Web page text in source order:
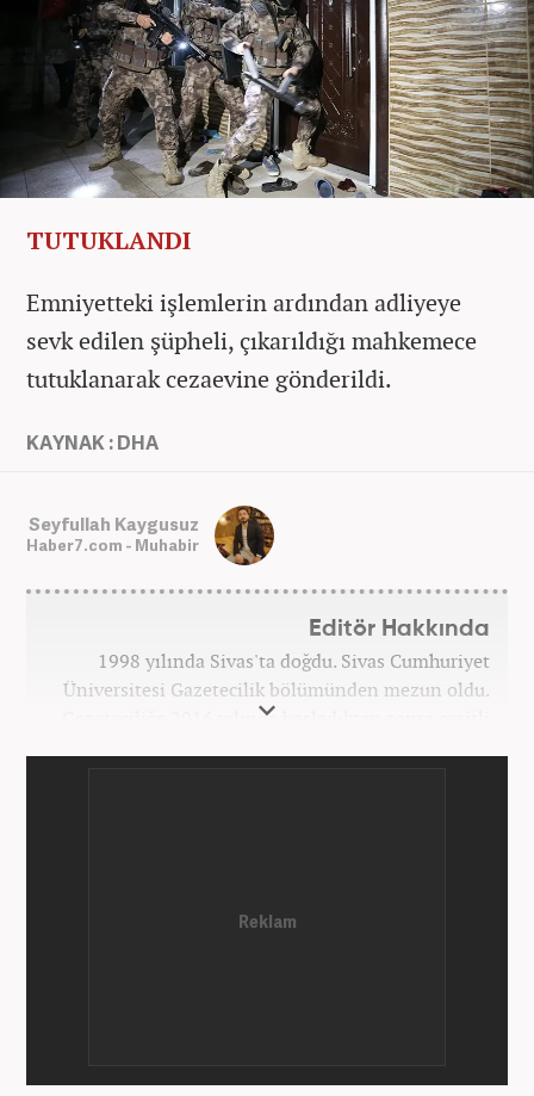
TUTUKLANDI
Emniyetteki işlemlerin ardından adliyeye
sevk edilen şüpheli, çıkarıldığı mahkemece
tutuklanarak cezaevine gönderildi.
KAYNAK : DHA
Seyfullah Kaygusuz
Haber7.com - Muhabir
Editör Hakkında
1998 yılında Sivas'ta doğdu. Sivas Cumhuriyet
Üniversitesi Gazetecilik bölümünden mezun oldu.
Gazeteciliğe 2016 yılında başladıktan sonra çeşitli